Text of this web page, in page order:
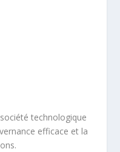
technologique
efficace et la